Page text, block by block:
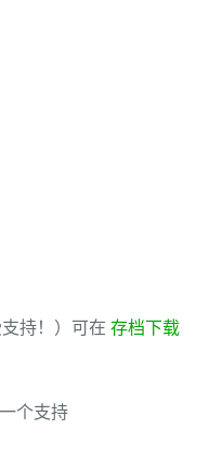
持！）可在 存档下载
个支持